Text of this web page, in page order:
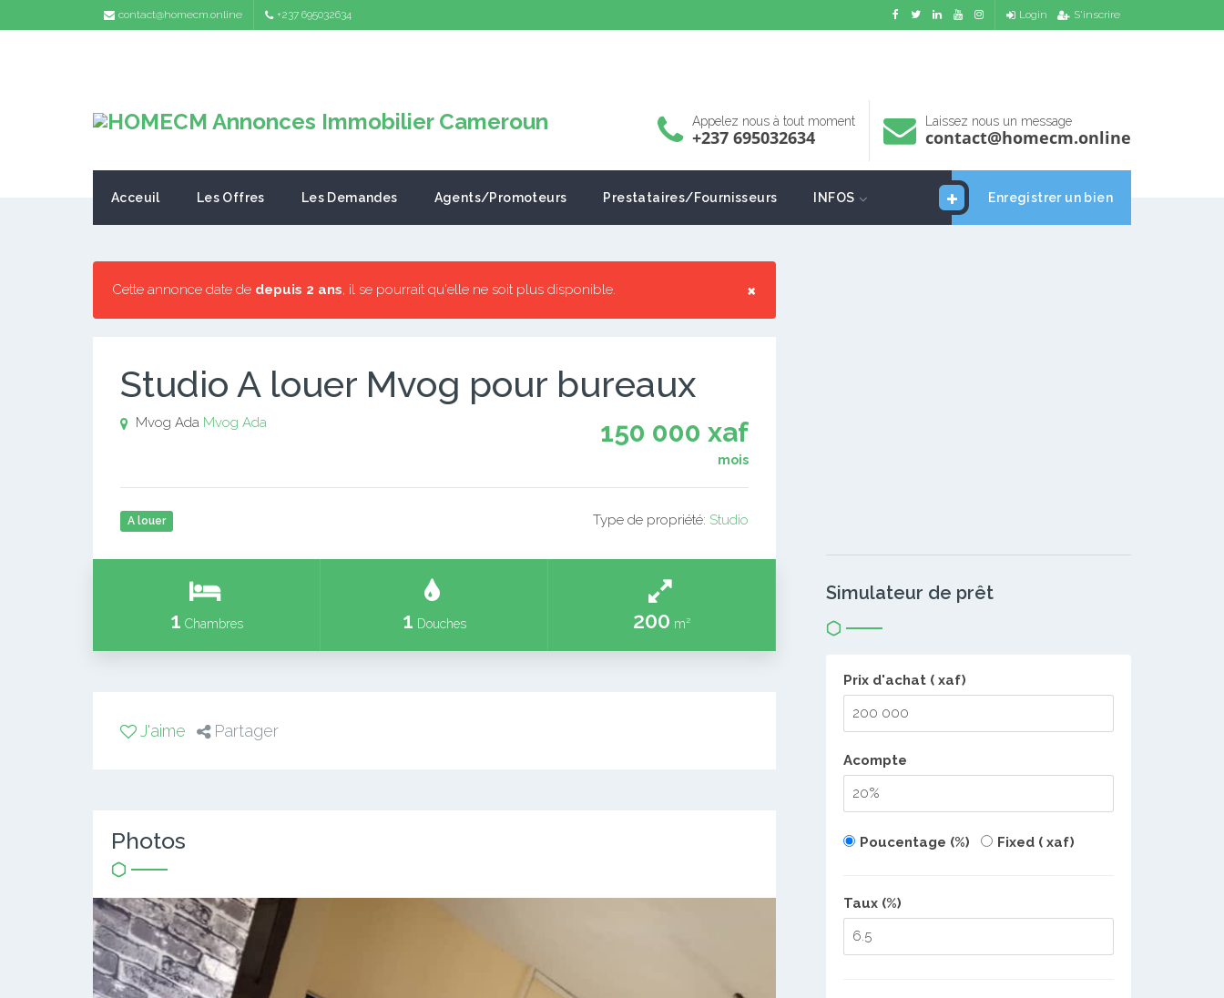
contact@homecm.online +237 695032634 Login S'inscrire
Appelez nous à tout moment
+237 695032634
Laissez nous un message
contact@homecm.online
Enregistrer un bien
Acceuil Les Offres Les Demandes Agents/Promoteurs Prestataires/Fournisseurs INFOS
×
Cette annonce date de depuis 2 ans, il se pourrait qu'elle ne soit plus disponible.
Studio A louer Mvog pour bureaux
150 000 xaf
mois
Mvog Ada Mvog Ada
A louer Type de propriété: Studio
1 Chambres 1 Douches 200 m²
J'aime Partager
Photos
Simulateur de prêt
Prix d'achat ( xaf)
Acompte
Poucentage (%) Fixed ( xaf)
Taux (%)